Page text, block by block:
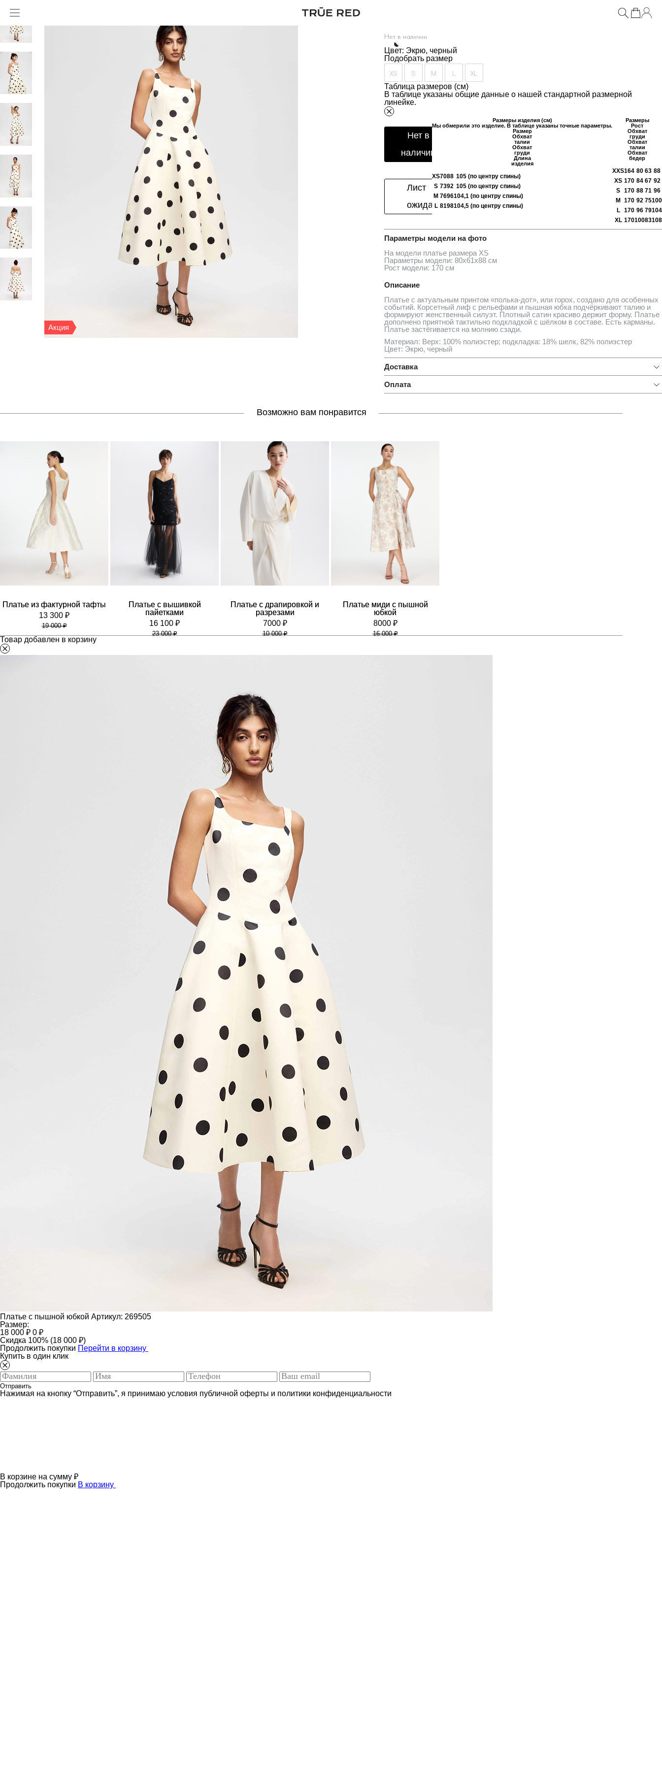
Акция
Нет в наличии
Цвет: Экрю, черный
Подобрать размер
XS S M XL
Таблица размеров (см)
В таблице указаны общие данные о нашей стандартной размерной
линейке.
Размеры
Рост
Обхват
груди
Обхват
талии
Обхват
бедер
XXS164 80 63 88
XS 170 84 67 92
S 170 88 71 96
M
170 92 75100
L
170 96 79104
XL 17010083108
Размеры изделия (см)
Мы обмерили это изделие. В таблице указаны точные параметры.
Размер
Обхват
талии
Обхват
груди
Длина
изделия
XS7088 105 (по центру спины)
S 7392 105 (по центру спины)
M 7696104,1 (по центру спины)
L 8198104,5 (по центру спины)
Нет в
наличии
Лист
ожидания
Параметры модели на фото
На модели платье размера ХS
Параметры модели: 80х61х88 см
Рост модели: 170 см
Описание
Платье с актуальным принтом «полька-дот», или горох, создано для особенных
событий. Корсетный лиф с рельефами и пышная юбка подчёркивают талию и
формируют женственный силуэт. Плотный сатин красиво держит форму. Платье
дополнено приятной тактильно подкладкой с шёлком в составе. Есть карманы.
Платье застёгивается на молнию сзади.
Материал: Верх: 100% полиэстер; подкладка: 18% шелк, 82% полиэстер
Цвет: Экрю, черный
Доставка
Оплата
Возможно вам понравится
Платье из фактурной тафты
13 300 ₽
19 000 ₽
Платье с вышивкой
пайетками
16 100 ₽
23 000 ₽
Платье с драпировкой и
разрезами
7000 ₽
10 000 ₽
Платье миди с пышной
юбкой
8000 ₽
16 000 ₽
Товар добавлен в корзину
Платье с пышной юбкой Артикул: 269505
Размер:
18 000 ₽ 0 ₽
Скидка 100% (18 000 ₽)
Продолжить покупки Перейти в корзину
Купить в один клик
Отправить
Нажимая на кнопку “Отправить”, я принимаю условия публичной оферты и политики конфиденциальности
В корзине на сумму ₽
Продолжить покупки В корзину